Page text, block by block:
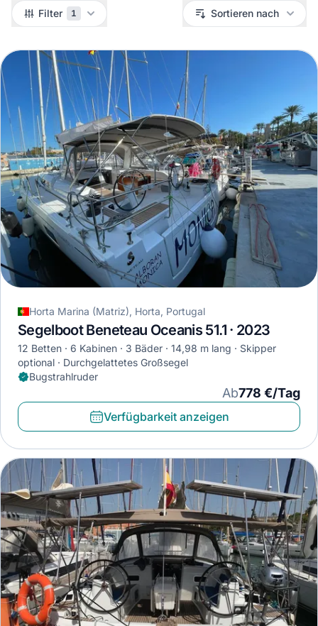
Filter Filter 1 Sortieren nach
Horta Marina (Matriz), Horta, Portugal
Segelboot Beneteau Oceanis 51.1 · 2023
12 Betten 6 Kabinen 3 Bäder 14,98 m lang
Skipper
optional
Durchgelattetes Großsegel
Bugstrahlruder
Ab778 €/Tag
Verfügbarkeit anzeigen